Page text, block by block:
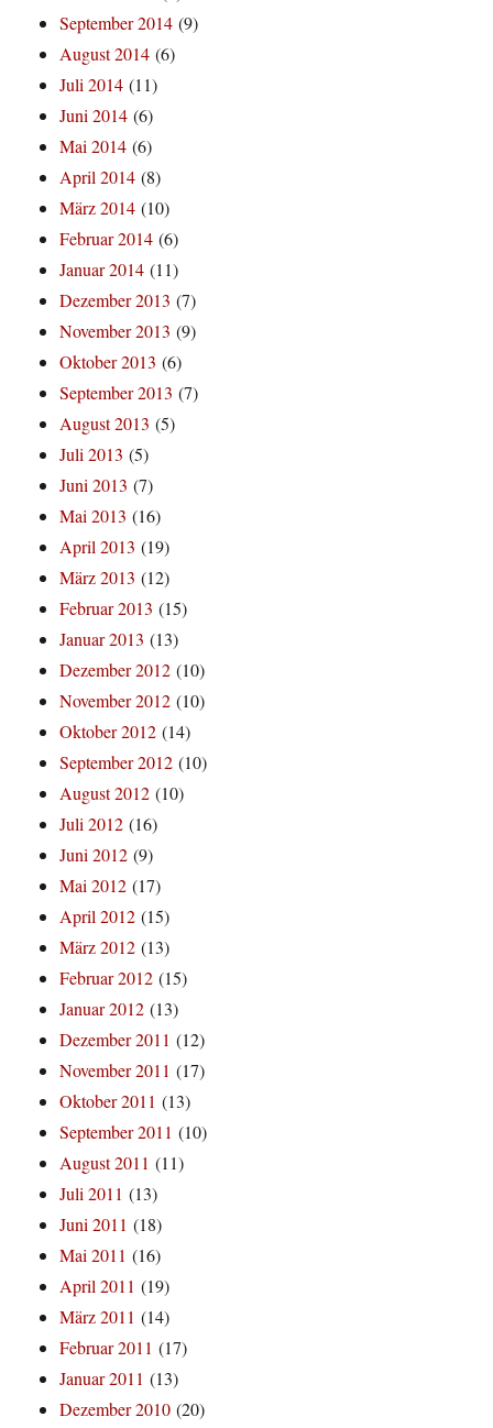
September 2014 (9)
August 2014 (6)
Juli 2014 (11)
Juni 2014 (6)
Mai 2014 (6)
April 2014 (8)
März 2014 (10)
Februar 2014 (6)
Januar 2014 (11)
Dezember 2013 (7)
November 2013 (9)
Oktober 2013 (6)
September 2013 (7)
August 2013 (5)
Juli 2013 (5)
Juni 2013 (7)
Mai 2013 (16)
April 2013 (19)
März 2013 (12)
Februar 2013 (15)
Januar 2013 (13)
Dezember 2012 (10)
November 2012 (10)
Oktober 2012 (14)
September 2012 (10)
August 2012 (10)
Juli 2012 (16)
Juni 2012 (9)
Mai 2012 (17)
April 2012 (15)
März 2012 (13)
Februar 2012 (15)
Januar 2012 (13)
Dezember 2011 (12)
November 2011 (17)
Oktober 2011 (13)
September 2011 (10)
August 2011 (11)
Juli 2011 (13)
Juni 2011 (18)
Mai 2011 (16)
April 2011 (19)
März 2011 (14)
Februar 2011 (17)
Januar 2011 (13)
Dezember 2010 (20)